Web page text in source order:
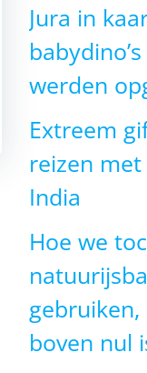
Jura in
werden
Extreem
reizen
India
Hoe we
boven nul